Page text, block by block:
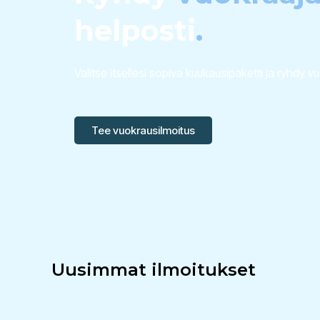
helposti.
Valitse itsellesi sopiva kuukausipaketti ja ryhdy
Tee vuokrausilmoitus
Uusimmat ilmoitukset